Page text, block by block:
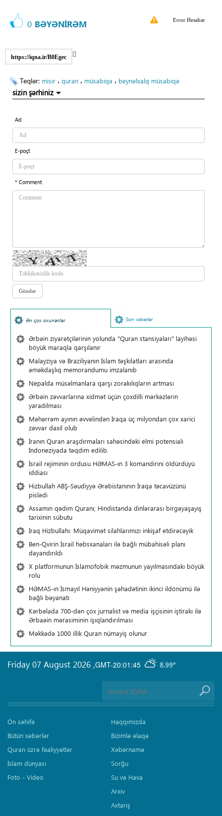
0 BƏYƏNİRƏM Error Hesabat
https://iqna.ir/B0Egec
Teqlər: misir ، quran ، müsabiqə ، beynəlxalq müsabiqə
sizin şərhiniz
Ad
E-poçt
* Comment
Ən çox oxunanlar Son xəbərlər
Ərbəin ziyarətçilərinin yolunda "Quran stansiyaları" layihəsi
böyük maraqla qarşılanır
Malayziya və Braziliyanın İslam təşkilatları arasında
əməkdaşlıq memorandumu imzalanıb
Nepalda müsəlmanlara qarşı zorakılıqların artması
Ərbəin zəvvarlarına xidmət üçün çoxdilli mərkəzlərin
yaradılması
Məhərrəm ayının əvvəlindən İraqa üç milyondan çox xarici
zəvvar daxil olub
İranın Quran araşdırmaları sahəsindəki elmi potensialı
İndoneziyada təqdim edilib.
İsrail rejiminin ordusu HƏMAS-ın 3 komandirini öldürdüyü
iddiası
Hizbullah ABŞ-Səudiyyə Ərəbistanının İraqa təcavüzünü
pislədi
Assamın qədim Quranı; Hindistanda dinlərarası birgəyaşayış
tarixinin sübutu
İraq Hizbullahı: Müqavimət silahlarımızı inkişaf etdirəcəyik
Ben-Qvirin İsrail həbsxanaları ilə bağlı mübahisəli planı
dayandırıldı
X platformunun İslamofobik məzmunun yayılmasındakı böyük
rolu
HƏMAS-ın İsmayıl Həniyyənin şəhadətinin ikinci ildönümü ilə
bağlı bəyanatı
Kərbəlada 700-dən çox jurnalist və media işçisinin iştirakı ilə
Ərbaəin mərasiminin işıqlandırılması
Məkkədə 1000 illik Quran nümayiş olunur
GMT-20:01:45 8.99°
Friday 07 August 2026 ,
Ön səhifə
Bütün xəbərlər
Quran üzrə fəaliyyətlər
İslam dünyası
Foto - Video
Haqqımızda
Bizimlə əlaqə
Xəbərnamə
Sorğu
Su və Hava
Arxiv
Axtarış